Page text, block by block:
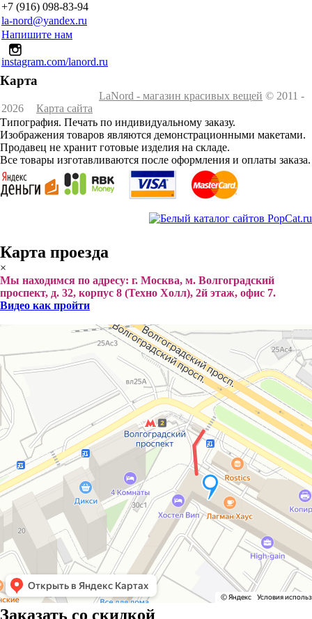
+7 (916) 098-83-94
la-nord@yandex.ru
Напишите нам
instagram.com/lanord.ru
Карта
LaNord - магазин красивых вещей © 2011 -
2026
Карта сайта
Типография. Печать по индивидуальному заказу.
Изображения товаров являются демонстрационными макетами.
Продавец не хранит готовые изделия на складе.
Все товары изготавливаются после оформления и оплаты заказа.
Карта проезда
×
Мы находимся по адресу: г. Москва, м. Волгоградский
проспект, д. 32, корпус 8 (Техно Холл), 2й этаж, офис 7.
Видео как пройти
Заказать со скидкой